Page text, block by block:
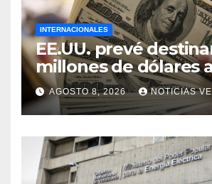
INTERNACIONALES
EE.UU. prevé
millones de dólares
Colombia para un
de seguridad
AGOSTO 8, 2026 NOTICIAS VE